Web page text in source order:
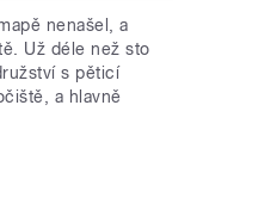
nenašel, a
Už déle než sto
s pěticí
a hlavně